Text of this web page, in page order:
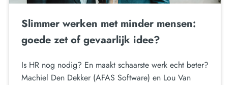
Slimmer werken met minder mensen:
goede zet of gevaarlijk idee?
Is HR nog nodig? En maakt schaarste werk echt beter?
Machiel Den Dekker (AFAS Software) en Lou Van